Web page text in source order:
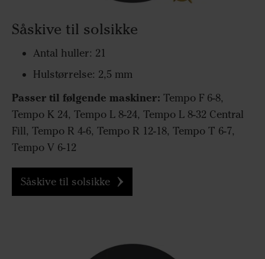
Såskive til solsikke
Antal huller: 21
Hulstørrelse: 2,5 mm
Passer til følgende maskiner: Tempo F 6-8,
Tempo K 24, Tempo L 8-24, Tempo L 8-32 Central
Fill, Tempo R 4-6, Tempo R 12-18, Tempo T 6-7,
Tempo V 6-12
Såskive til solsikke